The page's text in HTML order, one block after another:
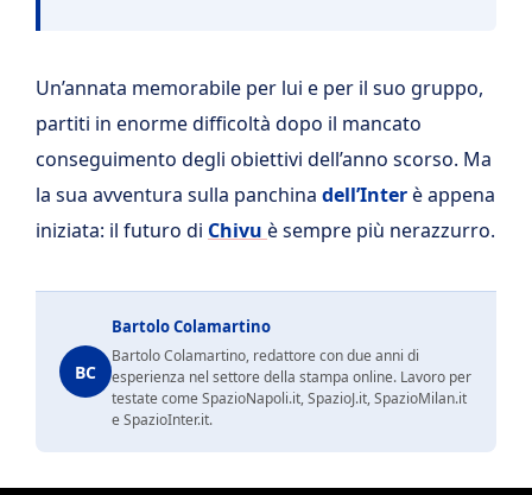
Un’annata memorabile per lui e per il suo gruppo,
partiti in enorme difficoltà dopo il mancato
conseguimento degli obiettivi dell’anno scorso. Ma
la sua avventura sulla panchina dell’Interè appena
iniziata: il futuro di Chivu è sempre più nerazzurro.
BC
Bartolo Colamartino
Bartolo Colamartino, redattore con due anni di
esperienza nel settore della stampa online. Lavoro per
testate come SpazioNapoli.it, SpazioJ.it, SpazioMilan.it
e SpazioInter.it.